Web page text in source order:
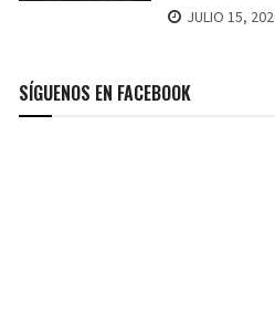
JULIO 15,
SÍGUENOS EN FACEBOOK